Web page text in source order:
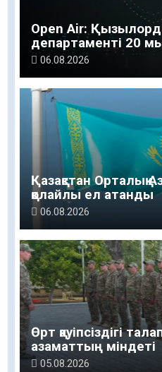
Open Air:
департаменті 20
көрерменнің
06.08.2026
Қазақстан Орталық
қолайлы ел атанды
06.08.2026
Өрт қауіпсіздігі
азаматтың міндеті
05.08.2026